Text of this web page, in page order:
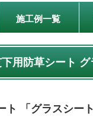
施工例一覧
用防草シート グ
「グラスシー